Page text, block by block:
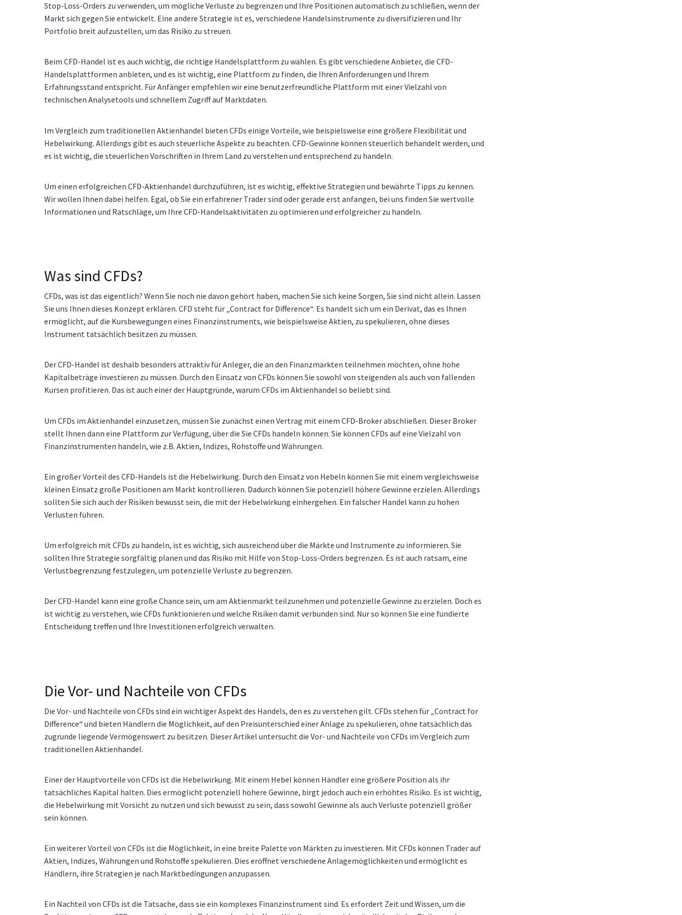
Stop-Loss-Orders zu verwenden, um mögliche Verluste zu begrenzen und Ihre Positionen automatisch zu schließen, wenn der
Markt sich gegen Sie entwickelt. Eine andere Strategie ist es, verschiedene Handelsinstrumente zu diversifizieren und Ihr
Portfolio breit aufzustellen, um das Risiko zu streuen.
Beim CFD-Handel ist es auch wichtig, die richtige Handelsplattform zu wählen. Es gibt verschiedene Anbieter, die CFD-
Handelsplattformen anbieten, und es ist wichtig, eine Plattform zu finden, die Ihren Anforderungen und Ihrem
Erfahrungsstand entspricht. Für Anfänger empfehlen wir eine benutzerfreundliche Plattform mit einer Vielzahl von
technischen Analysetools und schnellem Zugriff auf Marktdaten.
Im Vergleich zum traditionellen Aktienhandel bieten CFDs einige Vorteile, wie beispielsweise eine größere Flexibilität und
Hebelwirkung. Allerdings gibt es auch steuerliche Aspekte zu beachten. CFD-Gewinne können steuerlich behandelt werden, und
es ist wichtig, die steuerlichen Vorschriften in Ihrem Land zu verstehen und entsprechend zu handeln.
Um einen erfolgreichen CFD-Aktienhandel durchzuführen, ist es wichtig, effektive Strategien und bewährte Tipps zu kennen.
Wir wollen Ihnen dabei helfen. Egal, ob Sie ein erfahrener Trader sind oder gerade erst anfangen, bei uns finden Sie wertvolle
Informationen und Ratschläge, um Ihre CFD-Handelsaktivitäten zu optimieren und erfolgreicher zu handeln.
Was sind CFDs?
CFDs, was ist das eigentlich? Wenn Sie noch nie davon gehört haben, machen Sie sich keine Sorgen, Sie sind nicht allein. Lassen
Sie uns Ihnen dieses Konzept erklären. CFD steht für „Contract for Difference“. Es handelt sich um ein Derivat, das es Ihnen
ermöglicht, auf die Kursbewegungen eines Finanzinstruments, wie beispielsweise Aktien, zu spekulieren, ohne dieses
Instrument tatsächlich besitzen zu müssen.
Der CFD-Handel ist deshalb besonders attraktiv für Anleger, die an den Finanzmärkten teilnehmen möchten, ohne hohe
Kapitalbeträge investieren zu müssen. Durch den Einsatz von CFDs können Sie sowohl von steigenden als auch von fallenden
Kursen profitieren. Das ist auch einer der Hauptgründe, warum CFDs im Aktienhandel so beliebt sind.
Um CFDs im Aktienhandel einzusetzen, müssen Sie zunächst einen Vertrag mit einem CFD-Broker abschließen. Dieser Broker
stellt Ihnen dann eine Plattform zur Verfügung, über die Sie CFDs handeln können. Sie können CFDs auf eine Vielzahl von
Finanzinstrumenten handeln, wie z.B. Aktien, Indizes, Rohstoffe und Währungen.
Ein großer Vorteil des CFD-Handels ist die Hebelwirkung. Durch den Einsatz von Hebeln können Sie mit einem vergleichsweise
kleinen Einsatz große Positionen am Markt kontrollieren. Dadurch können Sie potenziell höhere Gewinne erzielen. Allerdings
sollten Sie sich auch der Risiken bewusst sein, die mit der Hebelwirkung einhergehen. Ein falscher Handel kann zu hohen
Verlusten führen.
Um erfolgreich mit CFDs zu handeln, ist es wichtig, sich ausreichend über die Märkte und Instrumente zu informieren. Sie
sollten Ihre Strategie sorgfältig planen und das Risiko mit Hilfe von Stop-Loss-Orders begrenzen. Es ist auch ratsam, eine
Verlustbegrenzung festzulegen, um potenzielle Verluste zu begrenzen.
Der CFD-Handel kann eine große Chance sein, um am Aktienmarkt teilzunehmen und potenzielle Gewinne zu erzielen. Doch es
ist wichtig zu verstehen, wie CFDs funktionieren und welche Risiken damit verbunden sind. Nur so können Sie eine fundierte
Entscheidung treffen und Ihre Investitionen erfolgreich verwalten.
Die Vor- und Nachteile von CFDs
Die Vor- und Nachteile von CFDs sind ein wichtiger Aspekt des Handels, den es zu verstehen gilt. CFDs stehen für „Contract for
Difference“ und bieten Händlern die Möglichkeit, auf den Preisunterschied einer Anlage zu spekulieren, ohne tatsächlich das
zugrunde liegende Vermögenswert zu besitzen. Dieser Artikel untersucht die Vor- und Nachteile von CFDs im Vergleich zum
traditionellen Aktienhandel.
Einer der Hauptvorteile von CFDs ist die Hebelwirkung. Mit einem Hebel können Händler eine größere Position als ihr
tatsächliches Kapital halten. Dies ermöglicht potenziell höhere Gewinne, birgt jedoch auch ein erhöhtes Risiko. Es ist wichtig,
die Hebelwirkung mit Vorsicht zu nutzen und sich bewusst zu sein, dass sowohl Gewinne als auch Verluste potenziell größer
sein können.
Ein weiterer Vorteil von CFDs ist die Möglichkeit, in eine breite Palette von Märkten zu investieren. Mit CFDs können Trader auf
Aktien, Indizes, Währungen und Rohstoffe spekulieren. Dies eröffnet verschiedene Anlagemöglichkeiten und ermöglicht es
Händlern, ihre Strategien je nach Marktbedingungen anzupassen.
Ein Nachteil von CFDs ist die Tatsache, dass sie ein komplexes Finanzinstrument sind. Es erfordert Zeit und Wissen, um die